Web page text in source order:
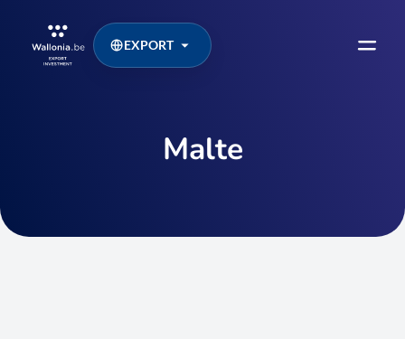
EXPORT
Malte